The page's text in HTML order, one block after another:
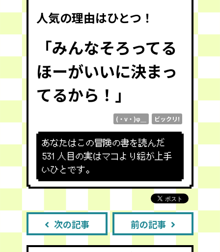
人気の理由はひとつ！
「みんなそろってる
ほーがいいに決まっ
てるから！」
(・v・)φ＿ ビックリ!
あなたはこの冒険の書を読んだ
531 人目の実はマコより絵が上手
いひとです。
次の記事 前の記事